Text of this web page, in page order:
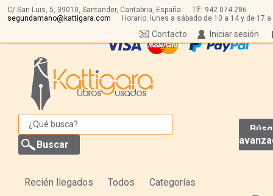
C/ San Luis, 5, 39010, Santander, Cantabria, España Tlf: 942 074 286
segundamano@kattigara.com
Horario: lunes a sábado de 10 a 14 y de 17 a
Iniciar sesión
Contacto
Recién llegados Todos Categorías